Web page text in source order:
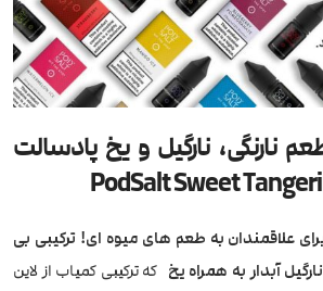
نارگیل و یخ پادسالت
PodSalt Sweet
علاقمندان به طعم های میوه ای! ترکیبی بی
آبدار به همراه یخ که ترکیبی کمیاب از لاین